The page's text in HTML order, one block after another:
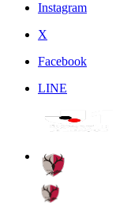
Instagram
X
Facebook
LINE